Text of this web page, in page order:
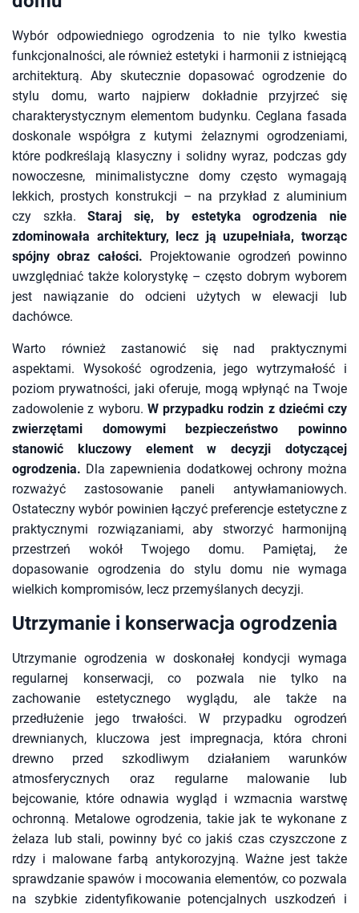
Wybór odpowiedniego ogrodzenia to nie tylko kwestia
funkcjonalności, ale również estetyki i harmonii z istniejącą
architekturą. Aby skutecznie dopasować ogrodzenie do
stylu domu, warto najpierw dokładnie przyjrzeć się
charakterystycznym elementom budynku. Ceglana fasada
doskonale współgra z kutymi żelaznymi ogrodzeniami,
które podkreślają klasyczny i solidny wyraz, podczas gdy
nowoczesne, minimalistyczne domy często wymagają
lekkich, prostych konstrukcji – na przykład z aluminium
czy szkła.Staraj się, by estetyka ogrodzenia nie
zdominowała architektury, lecz ją uzupełniała, tworząc
spójny obraz całości. Projektowanie ogrodzeń powinno
uwzględniać także kolorystykę – często dobrym wyborem
jest nawiązanie do odcieni użytych w elewacji lub
dachówce.
Warto również zastanowić się nad praktycznymi
aspektami. Wysokość ogrodzenia, jego wytrzymałość i
poziom prywatności, jaki oferuje, mogą wpłynąć na Twoje
zadowolenie z wyboru. W przypadku rodzin z dziećmi czy
zwierzętami domowymi bezpieczeństwo powinno
stanowić kluczowy element w decyzji dotyczącej
ogrodzenia. Dla zapewnienia dodatkowej ochrony można
rozważyć zastosowanie paneli antywłamaniowych.
Ostateczny wybór powinien łączyć preferencje estetyczne z
praktycznymi rozwiązaniami, aby stworzyć harmonijną
przestrzeń wokół Twojego domu. Pamiętaj, że
dopasowanie ogrodzenia do stylu domu nie wymaga
wielkich kompromisów, lecz przemyślanych decyzji.
Utrzymanie i konserwacja ogrodzenia
Utrzymanie ogrodzenia w doskonałej kondycji wymaga
regularnej konserwacji, co pozwala nie tylko na
zachowanie estetycznego wyglądu, ale także na
przedłużenie jego trwałości. W przypadku ogrodzeń
drewnianych, kluczowa jest impregnacja, która chroni
drewno przed szkodliwym działaniem warunków
atmosferycznych oraz regularne malowanie lub
bejcowanie, które odnawia wygląd i wzmacnia warstwę
ochronną. Metalowe ogrodzenia, takie jak te wykonane z
żelaza lub stali, powinny być co jakiś czas czyszczone z
rdzy i malowane farbą antykorozyjną. Ważne jest także
sprawdzanie spawów i mocowania elementów, co pozwala
na szybkie zidentyfikowanie potencjalnych uszkodzeń i